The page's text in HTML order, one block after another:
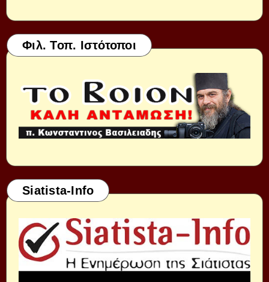
Φιλ. Τοπ. Ιστότοποι
Siatista-Info